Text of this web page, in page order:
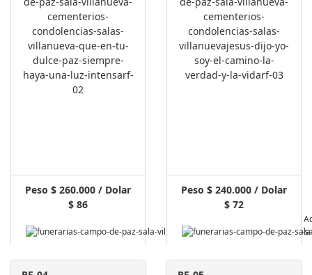
Peso $ 260.000 / Dolar
$ 86
Pagar
Peso $ 240.000 / Dolar
$ 72